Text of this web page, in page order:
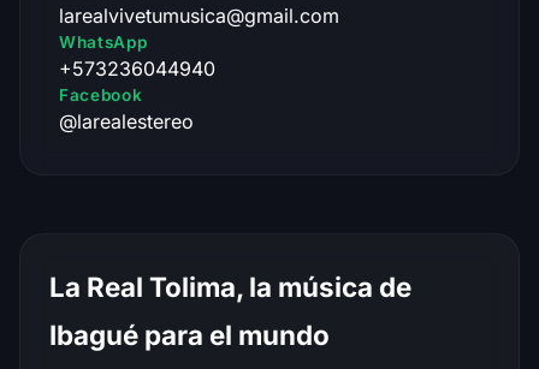
larealvivetumusica@gmail.com
WhatsApp
+573236044940
Facebook
@larealestereo
La Real Tolima, la música de
Ibagué para el mundo